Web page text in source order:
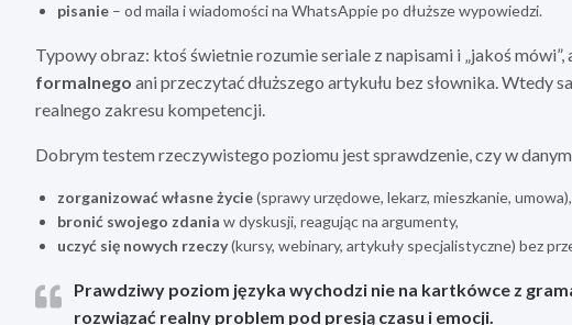
pisanie – od maila i wiadomości na WhatsAppie po dłuższe wypowiedzi.
Typowy obraz: ktoś świetnie rozumie seriale z napisami i „jakoś mówi”,
formalnego ani przeczytać dłuższego artykułu bez słownika. Wtedy
realnego zakresu kompetencji.
Dobrym testem rzeczywistego poziomu jest sprawdzenie, czy w
zorganizować własne życie(sprawy urzędowe, lekarz, mieszkanie, umowa),
bronić swojego zdania w dyskusji, reagując na argumenty,
uczyć się nowych rzeczy(kursy, webinary, artykuły specjalistyczne) bez
Prawdziwy poziom języka wychodzi nie na kartkówce z
rozwiązać realny problem pod presją czasu i emocji.